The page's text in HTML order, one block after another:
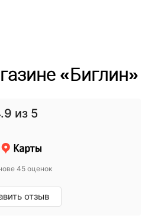
«Биглин»
из 5
45 оценок
отзыв